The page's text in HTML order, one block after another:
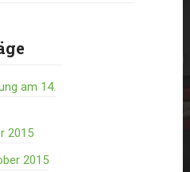
am 14.
2015
2015